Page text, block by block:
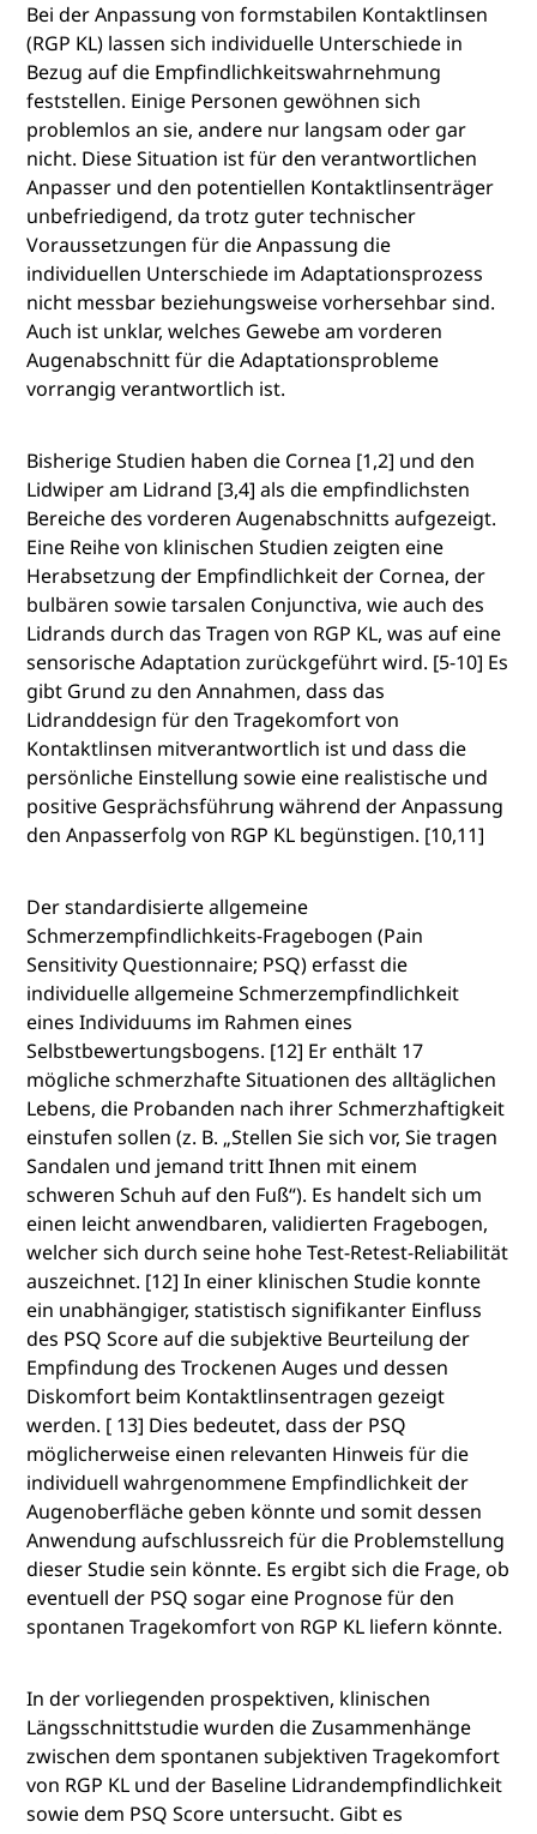
Bei der Anpassung von formstabilen Kontaktlinsen
(RGP KL) lassen sich individuelle Unterschiede in
Bezug auf die Empfindlichkeitswahrnehmung
feststellen. Einige Personen gewöhnen sich
problemlos an sie, andere nur langsam oder gar
nicht. Diese Situation ist für den verantwortlichen
Anpasser und den potentiellen Kontaktlinsenträger
unbefriedigend, da trotz guter technischer
Voraussetzungen für die Anpassung die
individuellen Unterschiede im Adaptationsprozess
nicht messbar beziehungsweise vorhersehbar sind.
Auch ist unklar, welches Gewebe am vorderen
Augenabschnitt für die Adaptationsprobleme
vorrangig verantwortlich ist.
Bisherige Studien haben die Cornea [1,2] und den
Lidwiper am Lidrand [3,4] als die empfindlichsten
Bereiche des vorderen Augenabschnitts aufgezeigt.
Eine Reihe von klinischen Studien zeigten eine
Herabsetzung der Empfindlichkeit der Cornea, der
bulbären sowie tarsalen Conjunctiva, wie auch des
Lidrands durch das Tragen von RGP KL, was auf eine
sensorische Adaptation zurückgeführt wird. [5-10] Es
gibt Grund zu den Annahmen, dass das
Lidranddesign für den Tragekomfort von
Kontaktlinsen mitverantwortlich ist und dass die
persönliche Einstellung sowie eine realistische und
positive Gesprächsführung während der Anpassung
den Anpasserfolg von RGP KL begünstigen. [10,11]
Der standardisierte allgemeine
Schmerzempfindlichkeits-Fragebogen (Pain
Sensitivity Questionnaire; PSQ) erfasst die
individuelle allgemeine Schmerzempfindlichkeit
eines Individuums im Rahmen eines
Selbstbewertungsbogens. [12] Er enthält 17
mögliche schmerzhafte Situationen des alltäglichen
Lebens, die Probanden nach ihrer Schmerzhaftigkeit
einstufen sollen (z. B. „Stellen Sie sich vor, Sie tragen
Sandalen und jemand tritt Ihnen mit einem
schweren Schuh auf den Fuß“). Es handelt sich um
einen leicht anwendbaren, validierten Fragebogen,
welcher sich durch seine hohe Test-Retest-Reliabilität
auszeichnet. [12] In einer klinischen Studie konnte
ein unabhängiger, statistisch signifikanter Einfluss
des PSQ Score auf die subjektive Beurteilung der
Empfindung des Trockenen Auges und dessen
Diskomfort beim Kontaktlinsentragen gezeigt
werden. [ 13] Dies bedeutet, dass der PSQ
möglicherweise einen relevanten Hinweis für die
individuell wahrgenommene Empfindlichkeit der
Augenoberfläche geben könnte und somit dessen
Anwendung aufschlussreich für die Problemstellung
dieser Studie sein könnte. Es ergibt sich die Frage, ob
eventuell der PSQ sogar eine Prognose für den
spontanen Tragekomfort von RGP KL liefern könnte.
In der vorliegenden prospektiven, klinischen
Längsschnittstudie wurden die Zusammenhänge
zwischen dem spontanen subjektiven Tragekomfort
von RGP KL und der Baseline Lidrandempfindlichkeit
sowie dem PSQ Score untersucht. Gibt es